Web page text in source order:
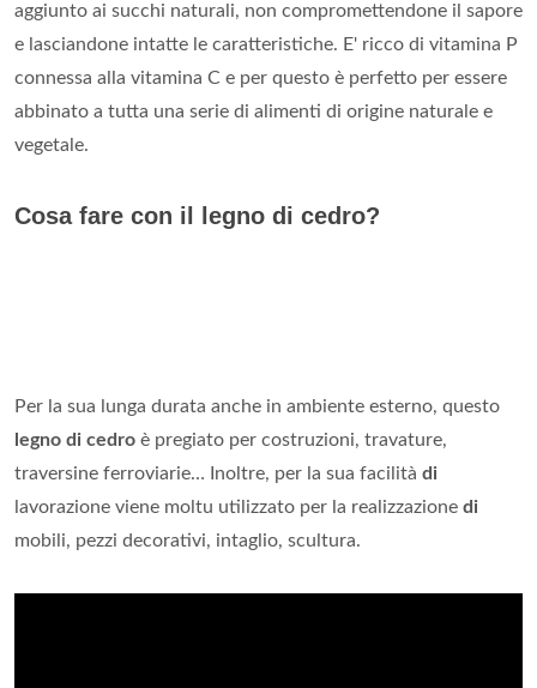
aggiunto ai succhi naturali, non compromettendone il sapore
e lasciandone intatte le caratteristiche. E' ricco di vitamina P
connessa alla vitamina C e per questo è perfetto per essere
abbinato a tutta una serie di alimenti di origine naturale e
vegetale.
Cosa fare con il legno di cedro?
Per la sua lunga durata anche in ambiente esterno, questo
legno di cedro è pregiato per costruzioni, travature,
traversine ferroviarie… Inoltre, per la sua facilità di
lavorazione viene moltu utilizzato per la realizzazione di
mobili, pezzi decorativi, intaglio, scultura.